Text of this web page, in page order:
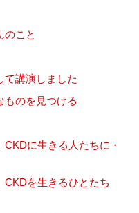
のこと
て講演しました
ものを見つける
CKDに生きる人たちに・
CKDを生きるひとたち